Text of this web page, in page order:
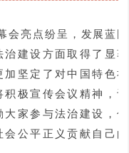
会亮点纷呈，发展蓝图
建设方面取得了显著
坚定了对中国特色社
极宣传会议精神，让
家参与法治建设，传
公平正义贡献自己的